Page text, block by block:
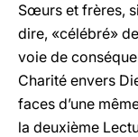
Sœurs et frères, si
dire, «célébré»
voie de
Charité envers
faces d’une
la deuxième